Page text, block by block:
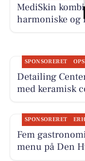
MediSkin
harmoniske og
SPONSORERET
Detailing
med keramisk
SPONSORERET
Fem
menu på Den